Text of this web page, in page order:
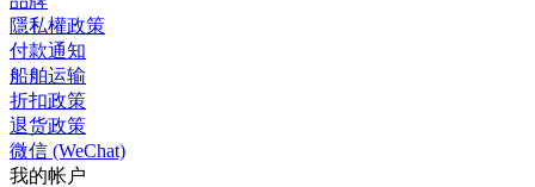
隱私權政策
付款通知
船舶运输
折扣政策
退货政策
微信 (WeChat)
我的帐户